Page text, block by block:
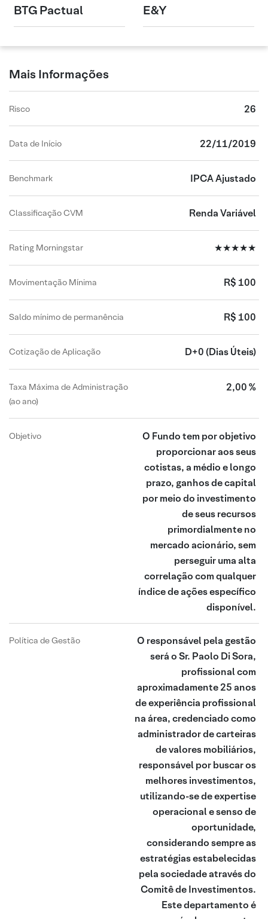
BTG Pactual E&Y
Mais Informações
Risco 26
Data de Início 22/11/2019
Benchmark IPCA Ajustado
Classificação CVM Renda Variável
Rating Morningstar ★★★★★
Movimentação Mínima R$ 100
Saldo mínimo de permanência R$ 100
Cotização de Aplicação D+0 (Dias Úteis)
Taxa Máxima de Administração
(ao ano)
2,00 %
Objetivo
O Fundo tem por objetivo
proporcionar aos seus
cotistas, a médio e longo
prazo, ganhos de capital
por meio do investimento
de seus recursos
primordialmente no
mercado acionário, sem
perseguir uma alta
correlação com qualquer
índice de ações específico
disponível.
Política de Gestão
O responsável pela gestão
será o Sr. Paolo Di Sora,
profissional com
aproximadamente 25 anos
de experiência profissional
na área, credenciado como
administrador de carteiras
de valores mobiliários,
responsável por buscar os
melhores investimentos,
utilizando-se de expertise
operacional e senso de
oportunidade,
considerando sempre as
estratégias estabelecidas
pela sociedade através do
Comitê de Investimentos.
Este departamento é